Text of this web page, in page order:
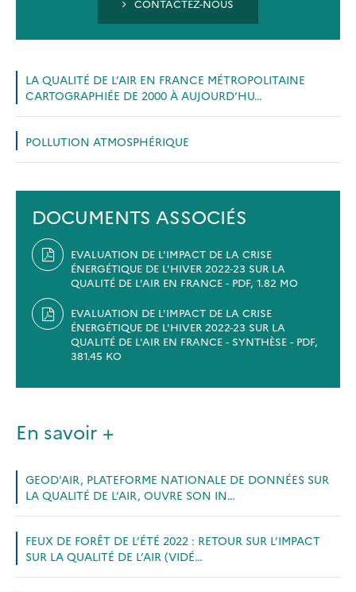
CONTACTEZ-NOUS
LA QUALITÉ DE L’AIR EN FRANCE MÉTROPOLITAINE
CARTOGRAPHIÉE DE 2000 À AUJOURD’HU…
POLLUTION ATMOSPHÉRIQUE
DOCUMENTS ASSOCIÉS
EVALUATION DE L'IMPACT DE LA CRISE
ÉNERGÉTIQUE DE L'HIVER 2022-23 SUR LA
QUALITÉ DE L'AIR EN FRANCE - PDF, 1.82 MO
EVALUATION DE L'IMPACT DE LA CRISE
ÉNERGÉTIQUE DE L'HIVER 2022-23 SUR LA
QUALITÉ DE L'AIR EN FRANCE - SYNTHÈSE - PDF,
381.45 KO
En savoir +
GEOD'AIR, PLATEFORME NATIONALE DE DONNÉES SUR
LA QUALITÉ DE L’AIR, OUVRE SON IN…
FEUX DE FORÊT DE L’ÉTÉ 2022 : RETOUR SUR L’IMPACT
SUR LA QUALITÉ DE L’AIR (VIDÉ…